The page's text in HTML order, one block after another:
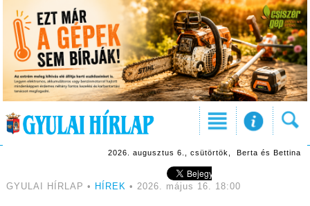
2026. augusztus 6., csütörtök, Berta és Bettina
GYULAI HÍRLAP • HÍREK • 2026. május 16. 18:00